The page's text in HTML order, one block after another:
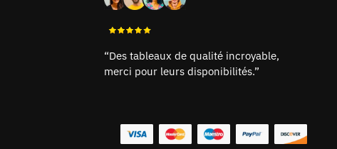
“Des tableaux de qualité incroyable,
merci pour leurs disponibilités.”